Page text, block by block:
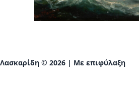
© 2026 | Με επιφύλαξη